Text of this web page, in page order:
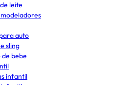
leite
auto
sling
bebe
infantil